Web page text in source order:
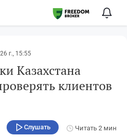
г., 15:55
Казахстана
клиентов
Слушать Читать 2 мин